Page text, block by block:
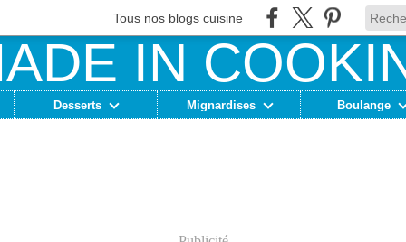
Tous nos blogs cuisine
Desserts Mignardises Boulange